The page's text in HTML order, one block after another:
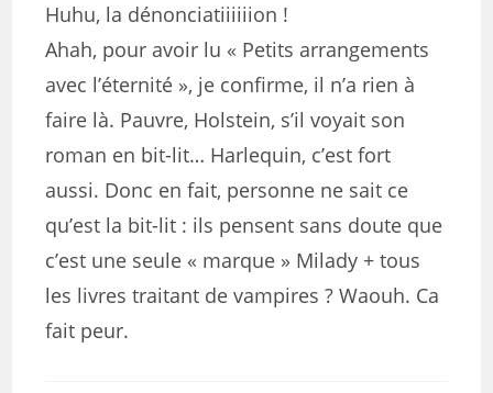
Huhu, la dénonciatiiiiiion !
Ahah, pour avoir lu « Petits arrangements
avec l’éternité », je confirme, il n’a rien à
faire là. Pauvre, Holstein, s’il voyait son
roman en bit-lit… Harlequin, c’est fort
aussi. Donc en fait, personne ne sait ce
qu’est la bit-lit : ils pensent sans doute que
c’est une seule « marque » Milady + tous
les livres traitant de vampires ? Waouh. Ca
fait peur.